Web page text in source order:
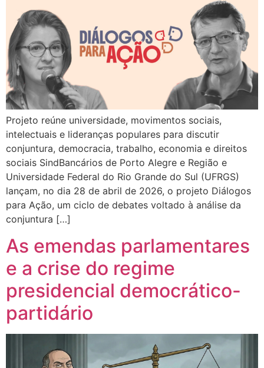
Projeto reúne universidade, movimentos sociais,
intelectuais e lideranças populares para discutir
conjuntura, democracia, trabalho, economia e direitos
sociais SindBancários de Porto Alegre e Região e
Universidade Federal do Rio Grande do Sul (UFRGS)
lançam, no dia 28 de abril de 2026, o projeto Diálogos
para Ação, um ciclo de debates voltado à análise da
conjuntura […]
As emendas parlamentares
e a crise do regime
presidencial democrático-
partidário